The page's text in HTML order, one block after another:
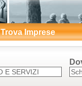
Trova Imprese